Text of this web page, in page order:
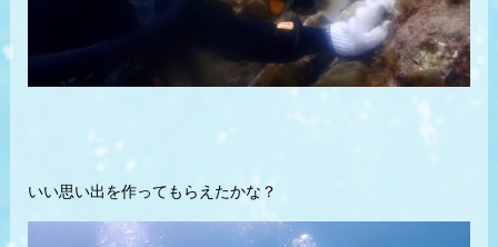
いい思い出を作ってもらえたかな？